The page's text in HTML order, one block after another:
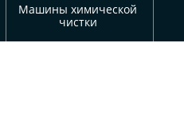
Машины химической
чистки